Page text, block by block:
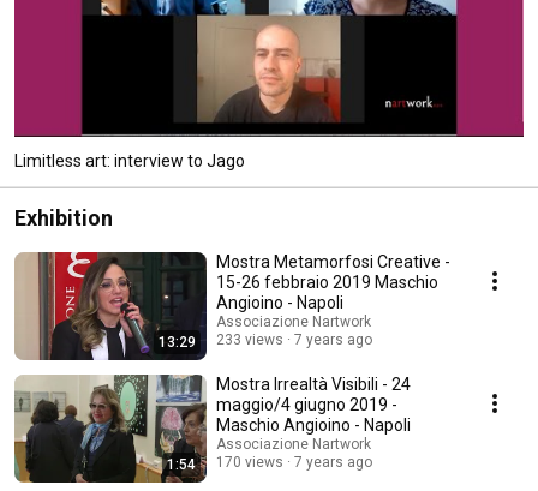
Limitless art: interview to Jago
Exhibition
13:29
Mostra Metamorfosi Creative -
15-26 febbraio 2019 Maschio
Angioino - Napoli
Associazione Nartwork
233 views
7 years ago
1:54
Mostra Irrealtà Visibili - 24
maggio/4 giugno 2019 -
Maschio Angioino - Napoli
Associazione Nartwork
170 views
7 years ago